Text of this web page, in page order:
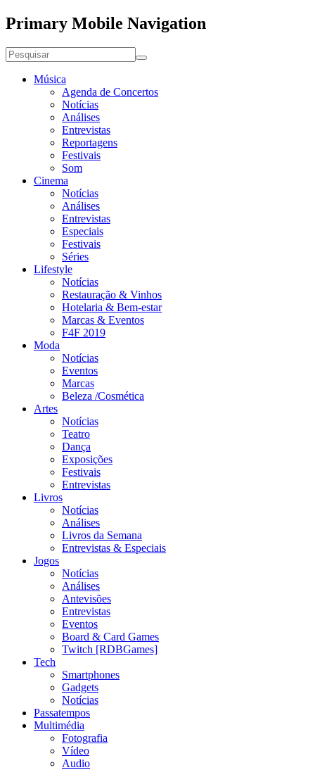
Primary Mobile Navigation
Música
Agenda de Concertos
Notícias
Análises
Entrevistas
Reportagens
Festivais
Som
Cinema
Notícias
Análises
Entrevistas
Especiais
Festivais
Séries
Lifestyle
Notícias
Restauração & Vinhos
Hotelaria & Bem-estar
Marcas & Eventos
F4F 2019
Moda
Notícias
Eventos
Marcas
Beleza /Cosmética
Artes
Notícias
Teatro
Dança
Exposições
Festivais
Entrevistas
Livros
Notícias
Análises
Livros da Semana
Entrevistas & Especiais
Jogos
Notícias
Análises
Antevisões
Entrevistas
Eventos
Board & Card Games
Twitch [RDBGames]
Tech
Smartphones
Gadgets
Notícias
Passatempos
Multimédia
Fotografia
Vídeo
Audio